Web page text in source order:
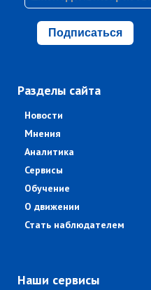
Подписаться
Разделы сайта
Новости
Мнения
Аналитика
Сервисы
Обучение
О движении
Стать наблюдателем
Наши сервисы